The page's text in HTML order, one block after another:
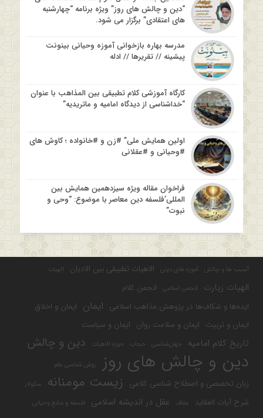
“دین و چالش های روز” ویژه برنامه “چهارشنبه
های اعتقادی” برگزار می شود.
مدرسه بهاره بازخوانی آموزه وحیانی بینونت
پیشینه // تقریرها // ادله
کارگاه آموزشی کلام تطبیقی بین المذاهب با عنوان
“خداشناسی از دیدگاه امامیه و ماتریدیه”
اولین همایش ملی” #زن و #خانواده ؛ کاوش های
#وحیانی و #عقلانی
فراخوان مقاله ویژه سیزدهمین همایش بین
المللی’فلسفه دین معاصر با موضوع: “وحی و
نبوت”
آسیب ها و چالش آموزه های دینی الاهیات تطبیقی بین الادیان الهیات
الهیات زیارت انجمن اسلامی
انجمن کلام
ایده‌ها و شکاف‌ها در پژوهش مذاهب اسلامی ایمان ایمان و اخلاق
ایمان و تربیت ایمان و سلامت روان ایمان و سیاست
تاریخ کلام امامیه جهان‌شناسی حجاب حوزه الاهیات دین و چالش
دین و چالش های روز روش شناسی علم
زبان تخصصی و اصطلاح شناسی کلامی زیست مومنانه سکولار
شرح آیات العقاید عفاف عقل در اندیشه اسلامی فلسفه و منابع وحیانی